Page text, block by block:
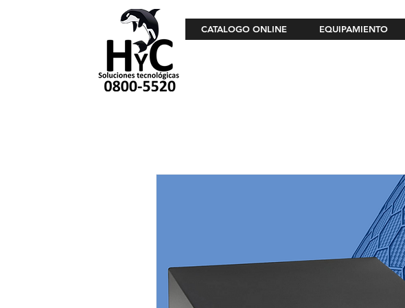
CATALOGO ONLINE EQUIPAMIENTO